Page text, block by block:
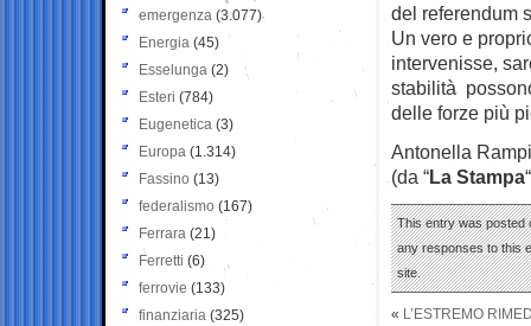
del referendum
Un vero e
intervenisse,
stabilità
delle forze più
Antonella
(da “La Stampa
This entry was posted
any responses to this
site.
« L’ESTREMO
emergenza (3.077)
Energia (45)
Esselunga (2)
Esteri (784)
Eugenetica (3)
Europa (1.314)
Fassino (13)
federalismo (167)
Ferrara (21)
Ferretti (6)
ferrovie (133)
finanziaria (325)